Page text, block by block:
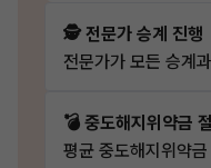
🕵️ 전문가 승계 진행
전문가가 모든 승계
💣 중도해지위약금
평균 중도해지위약금